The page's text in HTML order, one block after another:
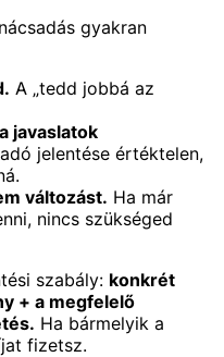
gyakran
A „tedd jobbá az
javaslatok
jelentése értéktelen,
változást. Ha már
nincs szükséged
szabály: konkrét
+ a megfelelő
Ha bármelyik a
fizetsz.